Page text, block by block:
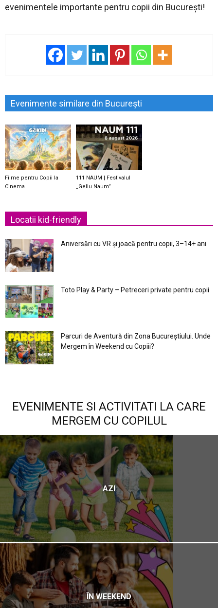
evenimentele importante pentru copii din București!
Evenimente similare din București
Filme pentru Copii la
Cinema
111 NAUM | Festivalul
„Gellu Naum”
Locatii kid-friendly
Aniversări cu VR și joacă pentru copii, 3–14+ ani
Toto Play & Party – Petreceri private pentru copii
Parcuri de Aventură din Zona Bucureştiului. Unde
Mergem în Weekend cu Copiii?
EVENIMENTE SI ACTIVITATI LA CARE
MERGEM CU COPILUL
AZI
ÎN WEEKEND